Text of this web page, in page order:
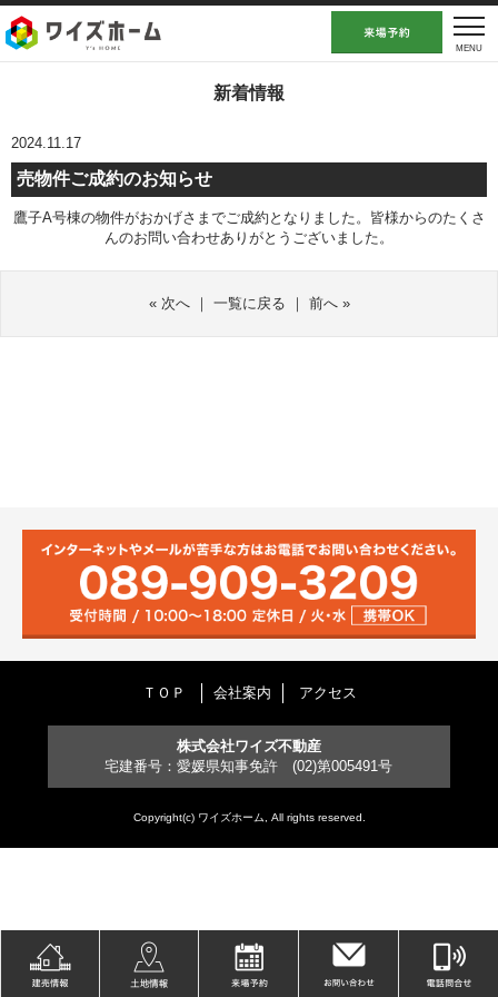
新着情報
2024.11.17
売物件ご成約のお知らせ
鷹子A号棟の物件がおかげさまでご成約となりました。皆様からのたくさ
んのお問い合わせありがとうございました。
« 次へ｜ 一覧に戻る ｜ 前へ»
ＴＯＰ 会社案内 アクセス
株式会社ワイズ不動産
宅建番号：愛媛県知事免許 (02)第005491号
Copyright(c) ワイズホーム, All rights reserved.